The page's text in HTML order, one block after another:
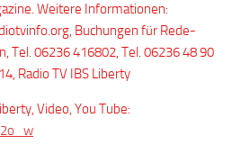
Weitere Informationen:
Buchungen für Rede-
Tel. 06236 416802, Tel. 06236 48 90
Radio TV IBS Liberty
Video, You Tube: